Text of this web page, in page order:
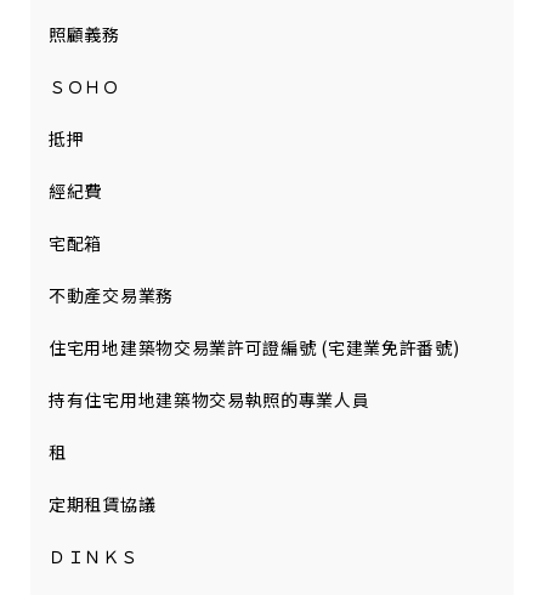
照顧義務
ＳＯＨＯ
抵押
經紀費
宅配箱
不動產交易業務
住宅用地建築物交易業許可證編號 (宅建業免許番號)
持有住宅用地建築物交易執照的專業人員
租
定期租賃協議
ＤＩＮＫＳ